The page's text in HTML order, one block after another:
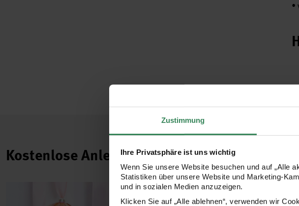
Zustimmung
Ihre Privatsphäre ist uns wichtig
Wenn Sie unsere Website besuchen und auf „Alle
Statistiken über unsere Website und Marketing-
und in sozialen Medien anzuzeigen.
Klicken Sie auf „Alle ablehnen“, verwenden wir
•
Kostenlose Anleitungen.